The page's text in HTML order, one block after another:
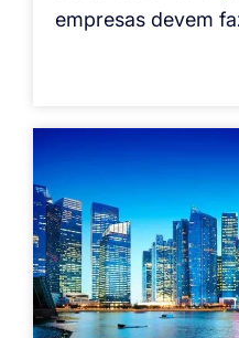
empresas devem